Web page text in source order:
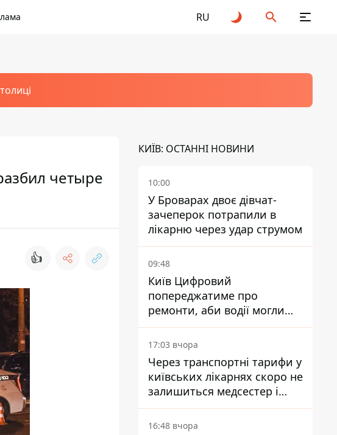
RU
четыре
👍
КИЇВ: ОСТАННІ НОВИНИ
10:00
У Броварах двоє дівчат-
зачеперок потрапили в
лікарню через удар струмом
09:48
Київ Цифровий
попереджатиме про
ремонти, аби водії могли
уникати ділянок із заторами
17:03 вчора
Через транспортні тарифи у
київських лікарнях скоро не
залишиться медсестер і
санітарок - професор
Голубовська
16:48 вчора